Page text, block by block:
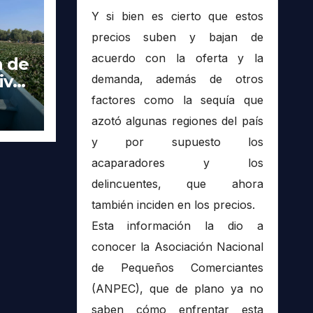
de
Y si bien es cierto que estos
precios suben y bajan de
acuerdo con la oferta y la
demanda, además de otros
factores como la sequía que
azotó algunas regiones del país
y por supuesto los
acaparadores y los
delincuentes, que ahora
también inciden en los precios.
Esta información la dio a
conocer la Asociación Nacional
de Pequeños Comerciantes
(ANPEC), que de plano ya no
saben cómo enfrentar esta